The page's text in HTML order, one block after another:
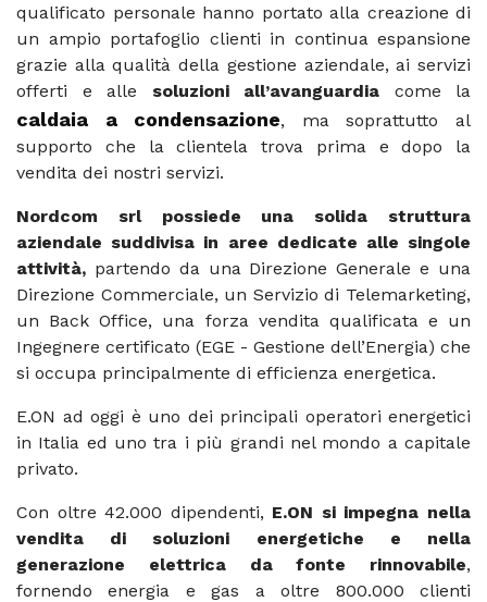
qualificato personale hanno portato alla creazione di
un ampio portafoglio clienti in continua espansione
grazie alla qualità della gestione aziendale, ai servizi
offerti e alle soluzioni all’avanguardia come la
caldaia a condensazione, ma soprattutto al
supporto che la clientela trova prima e dopo la
vendita dei nostri servizi.
Nordcom srl possiede una solida struttura
aziendale suddivisa in aree dedicate alle singole
attività, partendo da una Direzione Generale e una
Direzione Commerciale, un Servizio di Telemarketing,
un Back Office, una forza vendita qualificata e un
Ingegnere certificato (EGE - Gestione dell’Energia) che
si occupa principalmente di efficienza energetica.
E.ON ad oggi è uno dei principali operatori energetici
in Italia ed uno tra i più grandi nel mondo a capitale
privato.
Con oltre 42.000 dipendenti, E.ON si impegna nella
vendita di soluzioni energetiche e nella
generazione elettrica da fonte rinnovabile,
fornendo energia e gas a oltre 800.000 clienti